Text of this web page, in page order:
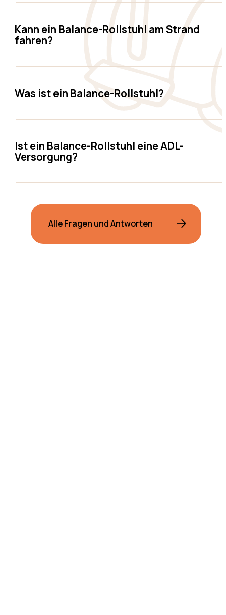
Kann ein Balance-Rollstuhl am Strand
fahren?
Was ist ein Balance-Rollstuhl?
Ist ein Balance-Rollstuhl eine ADL-
Versorgung?
Alle Fragen und Antworten